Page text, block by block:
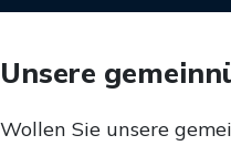
Unsere
Wollen Sie unsere